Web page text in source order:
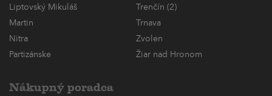
Liptovský Mikuláš
Trenčín (2)
Martin
Trnava
Nitra
Zvolen
Partizánske
Žiar nad Hronom
Nákupný poradca